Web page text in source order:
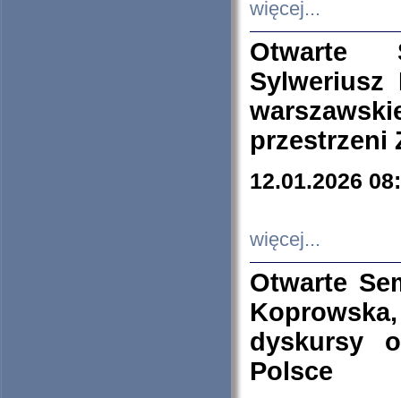
więcej...
Otwarte
Sylweriusz
przestrzeni
12.01.2026
więcej...
Otwarte
dyskursy
Polsce